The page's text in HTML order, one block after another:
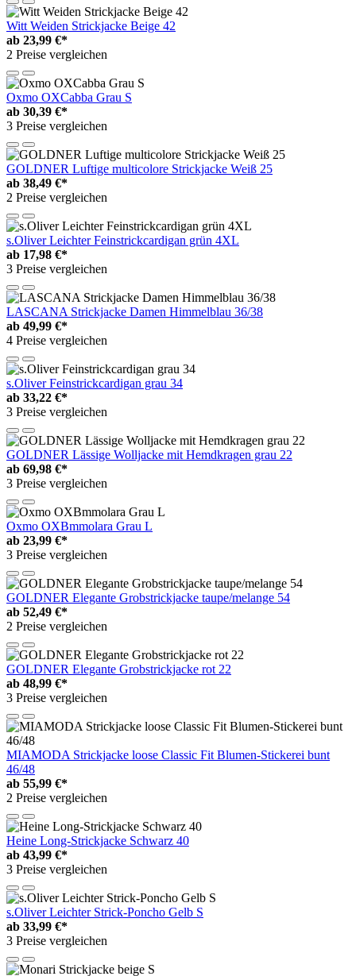
Witt Weiden Strickjacke Beige 42
ab 23,99 €*
2 Preise vergleichen
Oxmo OXCabba Grau S
ab 30,39 €*
3 Preise vergleichen
GOLDNER Luftige multicolore Strickjacke Weiß 25
ab 38,49 €*
2 Preise vergleichen
s.Oliver Leichter Feinstrickcardigan grün 4XL
ab 17,98 €*
3 Preise vergleichen
LASCANA Strickjacke Damen Himmelblau 36/38
ab 49,99 €*
4 Preise vergleichen
s.Oliver Feinstrickcardigan grau 34
ab 33,22 €*
3 Preise vergleichen
GOLDNER Lässige Wolljacke mit Hemdkragen grau 22
ab 69,98 €*
3 Preise vergleichen
Oxmo OXBmmolara Grau L
ab 23,99 €*
3 Preise vergleichen
GOLDNER Elegante Grobstrickjacke taupe/melange 54
ab 52,49 €*
2 Preise vergleichen
GOLDNER Elegante Grobstrickjacke rot 22
ab 48,99 €*
3 Preise vergleichen
MIAMODA Strickjacke loose Classic Fit Blumen-Stickerei bunt
46/48
ab 55,99 €*
2 Preise vergleichen
Heine Long-Strickjacke Schwarz 40
ab 43,99 €*
3 Preise vergleichen
s.Oliver Leichter Strick-Poncho Gelb S
ab 33,99 €*
3 Preise vergleichen